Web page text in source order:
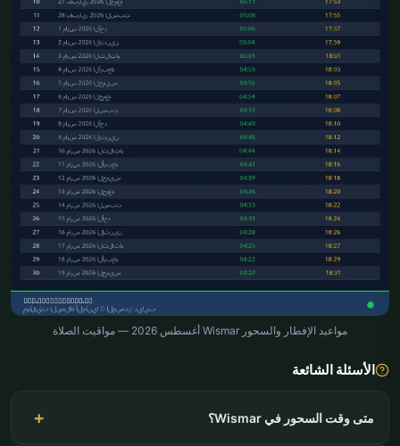
مواعيد الإفطار والسحور Wismar أغسطس 2026 — مواقيت الصلاة
الأسئلة الشائعة
متى وقت السحور في Wismar؟